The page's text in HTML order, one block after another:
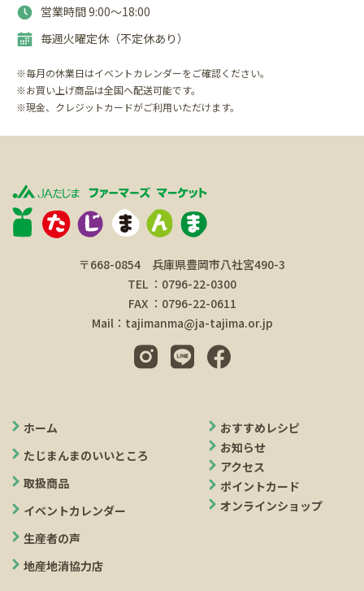
営業時間 9:00〜18:00
毎週火曜定休（不定休あり）
※毎月の休業日はイベントカレンダーをご確認ください。
※お買い上げ商品は全国へ配送可能です。
※現金、クレジットカードがご利用いただけます。
〒668-0854 兵庫県豊岡市八社宮490-3
TEL ：0796-22-0300
FAX ：0796-22-0611
Mail：tajimanma@ja-tajima.or.jp
ホーム
たじまんまのいいところ
取扱商品
イベントカレンダー
生産者の声
地産地消協力店
おすすめレシピ
お知らせ
アクセス
ポイントカード
オンラインショップ